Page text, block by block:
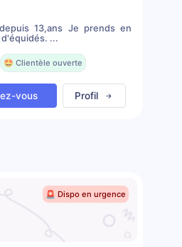
13,ans Je prends en
...
🤩 Clientèle ouverte
vous Profil
🚨 Dispo en urgence